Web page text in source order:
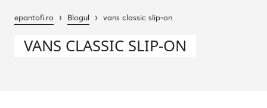
epantofi.ro › Blogul › vans classic slip-on
VANS CLASSIC SLIP-ON